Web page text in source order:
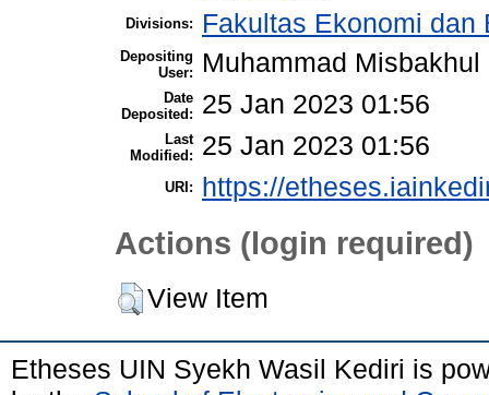
Divisions: Fakultas Ekonomi
Depositing
User:
Muhammad Misbakhul
Date
Deposited:
25 Jan 2023 01:56
Last
Modified:
25 Jan 2023 01:56
URI: https://
Actions (login required)
View Item
Etheses UIN Syekh Wasil Kediri is